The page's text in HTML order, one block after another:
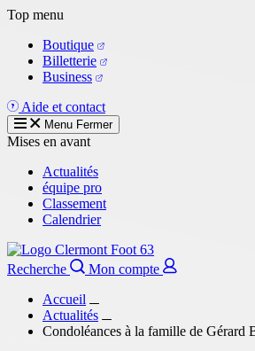
Aller
contenu
principal
Top menu
Boutique
Billetterie
Business
Aide et contact
Menu Fermer
Mises en avant
Actualités
équipe pro
Classement
Calendrier
Recherche
Mon compte
Accueil
Actualités
Condoléances à la famille de Gérard